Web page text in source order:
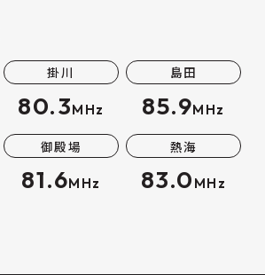
掛川
80.3MHz
島田
85.9MHz
御殿場
81.6MHz
熱海
83.0 MHz